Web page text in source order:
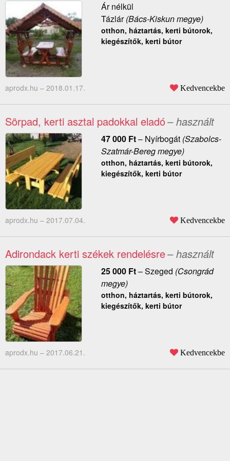
Ár nélkül
Tázlár(Bács-Kiskun megye)
otthon, háztartás, kerti bútorok,
kiegészítők, kerti bútor
aprodx.hu – 2018.01.17. Kedvencekbe
Sörpad, kerti asztal padokkal eladó– használt
47 000 Ft– Nyírbogát(Szabolcs-
Szatmár-Bereg megye)
otthon, háztartás, kerti bútorok,
kiegészítők, kerti bútor
aprodx.hu – 2017.07.04. Kedvencekbe
Adirondack kerti székek rendelésre– használt
25 000 Ft–Szeged (Csongrád
megye)
otthon, háztartás, kerti bútorok,
kiegészítők, kerti bútor
aprodx.hu – 2017.06.21. Kedvencekbe